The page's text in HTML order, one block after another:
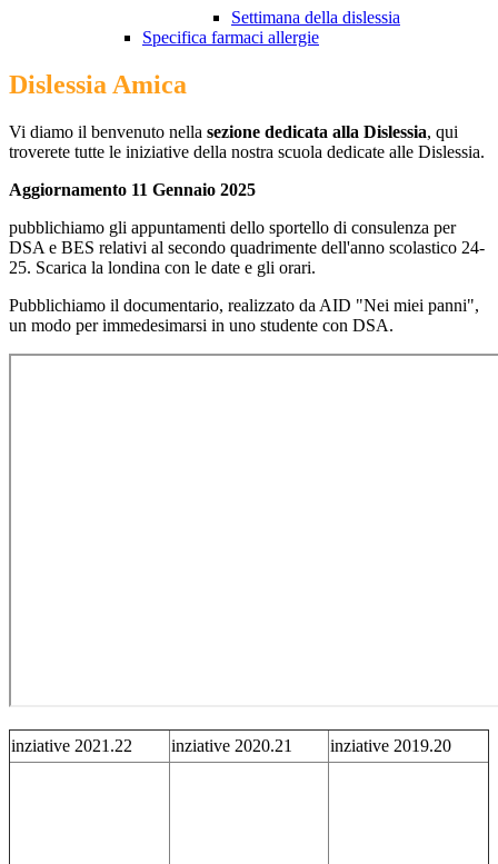
Settimana della dislessia
Specifica farmaci allergie
Dislessia Amica
Vi diamo il benvenuto nella sezione dedicata alla Dislessia, qui
troverete tutte le iniziative della nostra scuola dedicate alle Dislessia.
Aggiornamento 11 Gennaio 2025
pubblichiamo gli appuntamenti dello sportello di consulenza per
DSA e BES relativi al secondo quadrimente dell'anno scolastico 24-
25. Scarica la londina con le date e gli orari.
Pubblichiamo il documentario, realizzato da AID "Nei miei panni",
un modo per immedesimarsi in uno studente con DSA.
inziative 2021.22 inziative 2020.21 inziative 2019.20